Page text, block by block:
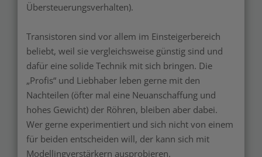
Übersteuerungsverhalten).
Transistoren sind vor allem im Einsteigerbereich
beliebt, weil sie vergleichsweise günstig sind und
dafür eine solide Technik mit sich bringen. Die
„Profis“ und Liebhaber leben gerne mit den
Nachteilen (öfter mal eine Neuanschaffung und
hohes Gewicht) der Röhren, bleiben aber dabei.
Wer gerne experimentiert und sich nicht von einem
für beiden entscheiden will, der kann sich mit
Modellingverstärkern ausprobieren.